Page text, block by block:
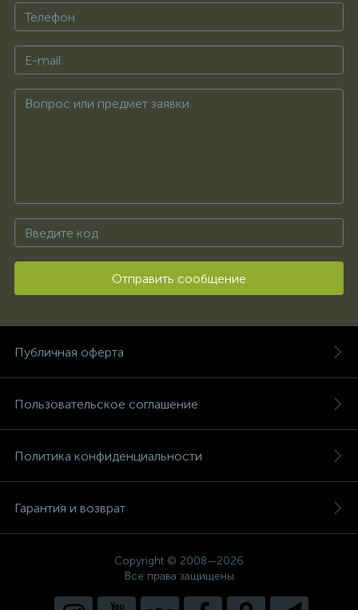
Отправить сообщение
Публичная оферта
Пользовательское соглашение
Политика конфиденциальности
Гарантия и возврат
Copyright © 2008—2026
Все права защищены